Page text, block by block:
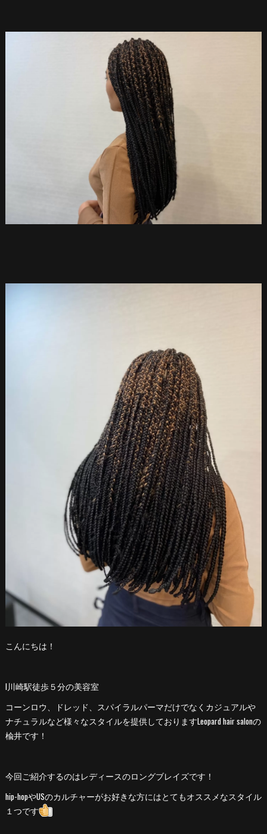
こんにちは！
l川崎駅徒歩５分の美容室
コーンロウ、ドレッド、スパイラルパーマだけでなくカジュアルや
ナチュラルなど様々なスタイルを提供しておりますLeopard hair salonの
楡井です！
今回ご紹介するのはレディースのロングブレイズです！
hip-hopやUSのカルチャーがお好きな方にはとてもオススメなスタイル
１つです